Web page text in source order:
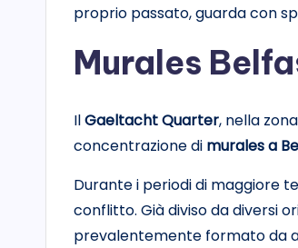
proprio passato, guarda con
Murales
IlGaeltacht Quarter, nella
concentrazione di murales a
Durante i periodi di maggiore
conflitto. Già diviso da diversi
prevalentemente formato da